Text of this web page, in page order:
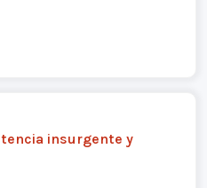
insurgente y